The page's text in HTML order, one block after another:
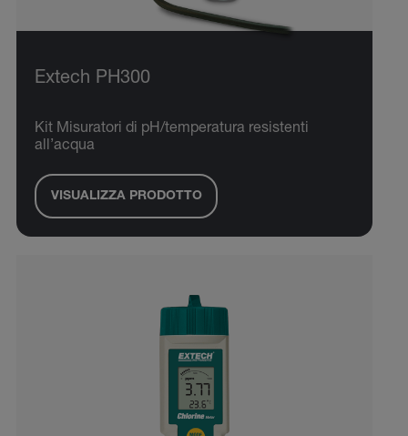
Extech PH300
Kit Misuratori di pH/temperatura resistenti
all’acqua
VISUALIZZA PRODOTTO